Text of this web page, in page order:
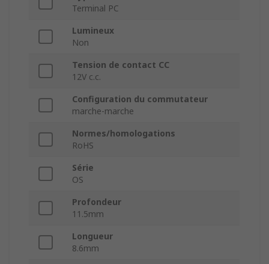
Terminal PC
Lumineux
Non
Tension de contact CC
12V c.c.
Configuration du commutateur
marche-marche
Normes/homologations
RoHS
Série
OS
Profondeur
11.5mm
Longueur
8.6mm